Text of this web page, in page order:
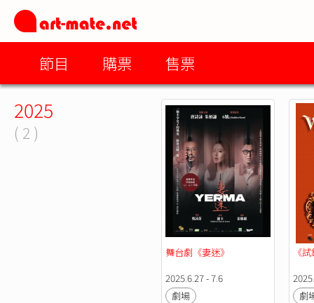
節目 購票 售票
2025
( 2 )
舞台劇《妻迷》
2025.6.27 - 7.6
劇場
《
劇